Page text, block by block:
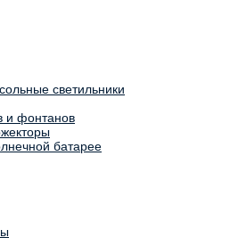
светильники
и фонтанов
батарее